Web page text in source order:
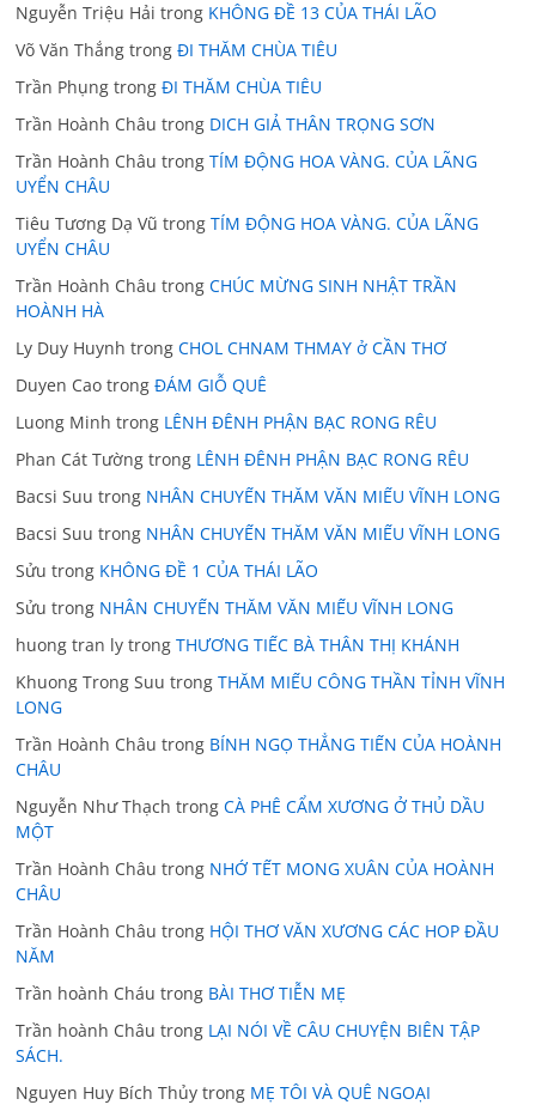
Nguyễn Triệu Hải trong KHÔNG ĐỀ 13 CỦA THÁI LÃO
Võ Văn Thắng trongĐI THĂM CHÙA TIÊU
Trần Phụng trongĐI THĂM CHÙA TIÊU
Trần Hoành Châu trong DICH GIẢ THÂN TRỌNG SƠN
Trần Hoành Châu trongTÍM ĐỘNG HOA VÀNG. CỦA LÃNG
UYỂN CHÂU
Tiêu Tương Dạ Vũ trongTÍM ĐỘNG HOA VÀNG. CỦA LÃNG
UYỂN CHÂU
Trần Hoành Châu trongCHÚC MỪNG SINH NHẬT TRẦN
HOÀNH HÀ
Ly Duy Huynh trongCHOL CHNAM THMAY ở CẦN THƠ
Duyen Cao trongĐÁM GIỖ QUÊ
Luong Minh trong LÊNH ĐÊNH PHẬN BẠC RONG RÊU
Phan Cát Tường trong LÊNH ĐÊNH PHẬN BẠC RONG RÊU
Bacsi Suu trong NHÂN CHUYẾN THĂM VĂN MIẾU VĨNH LONG
Bacsi Suu trong NHÂN CHUYẾN THĂM VĂN MIẾU VĨNH LONG
Sửu trong KHÔNG ĐỀ 1 CỦA THÁI LÃO
Sửu trong NHÂN CHUYẾN THĂM VĂN MIẾU VĨNH LONG
huong tran ly trongTHƯƠNG TIẾC BÀ THÂN THỊ KHÁNH
Khuong Trong Suu trongTHĂM MIẾU CÔNG THẦN TỈNH VĨNH
LONG
Trần Hoành Châu trong BÍNH NGỌ THẲNG TIẾN CỦA HOÀNH
CHÂU
Nguyễn Như Thạch trongCÀ PHÊ CẨM XƯƠNG Ở THỦ DẦU
MỘT
Trần Hoành Châu trong NHỚ TẾT MONG XUÂN CỦA HOÀNH
CHÂU
Trần Hoành Châu trong HỘI THƠ VĂN XƯƠNG CÁC HOP ĐẦU
NĂM
Trần hoành Cháu trong BÀI THƠ TIỄN MẸ
Trần hoành Châu trong LẠI NÓI VỀ CÂU CHUYỆN BIÊN TẬP
SÁCH.
Nguyen Huy Bích Thủy trong MẸ TÔI VÀ QUÊ NGOẠI